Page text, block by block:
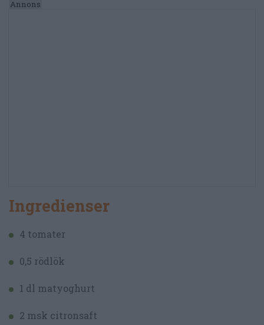
Ingredienser
4 tomater
0,5 rödlök
1 dl matyoghurt
2 msk citronsaft